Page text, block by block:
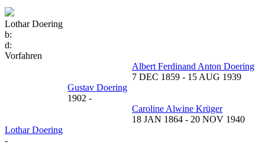
Lothar Doering
b:
d:
Vorfahren
Albert Ferdinand Anton Doering
7 DEC 1859 - 15 AUG 1939
Gustav Doering
1902 -
Caroline Alwine Krüger
18 JAN 1864 - 20 NOV 1940
Lothar Doering
-